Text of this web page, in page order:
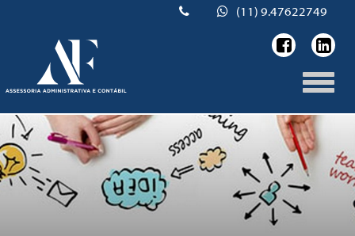
(11) 9.47622749
Toggle